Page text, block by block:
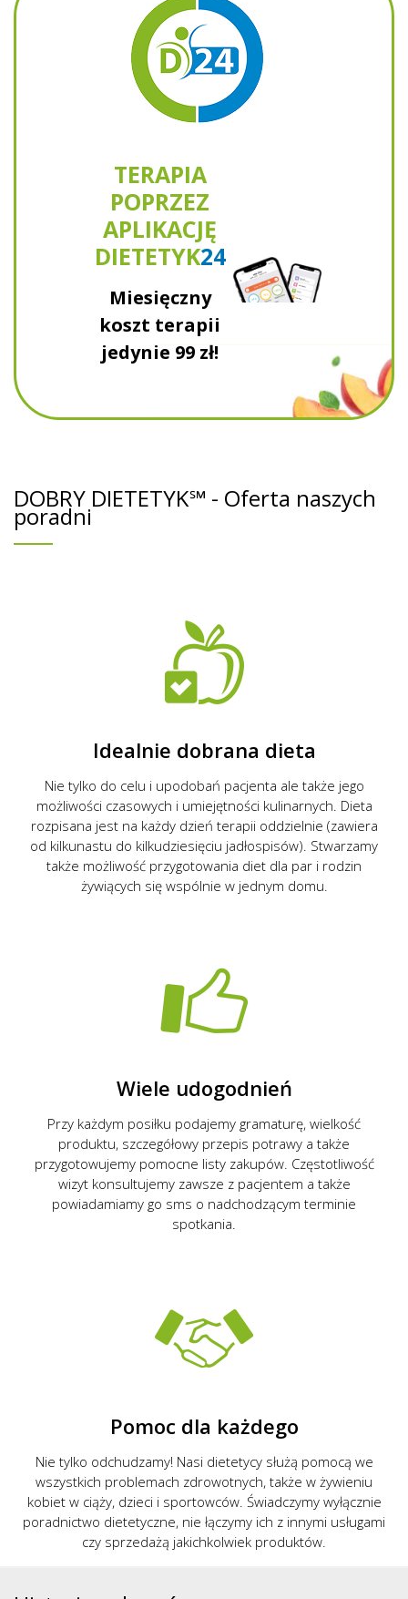
TERAPIA
POPRZEZ
APLIKACJĘ
DIETETYK24
Miesięczny
koszt terapii
jedynie 99 zł!
DOBRY DIETETYK℠ - Oferta naszych
poradni
Idealnie dobrana dieta
Nie tylko do celu i upodobań pacjenta ale także jego
możliwości czasowych i umiejętności kulinarnych. Dieta
rozpisana jest na każdy dzień terapii oddzielnie (zawiera
od kilkunastu do kilkudziesięciu jadłospisów). Stwarzamy
także możliwość przygotowania diet dla par i rodzin
żywiących się wspólnie w jednym domu.
Wiele udogodnień
Przy każdym posiłku podajemy gramaturę, wielkość
produktu, szczegółowy przepis potrawy a także
przygotowujemy pomocne listy zakupów. Częstotliwość
wizyt konsultujemy zawsze z pacjentem a także
powiadamiamy go sms o nadchodzącym terminie
spotkania.
Pomoc dla każdego
Nie tylko odchudzamy! Nasi dietetycy służą pomocą we
wszystkich problemach zdrowotnych, także w żywieniu
kobiet w ciąży, dzieci i sportowców. Świadczymy wyłącznie
poradnictwo dietetyczne, nie łączymy ich z innymi usługami
czy sprzedażą jakichkolwiek produktów.